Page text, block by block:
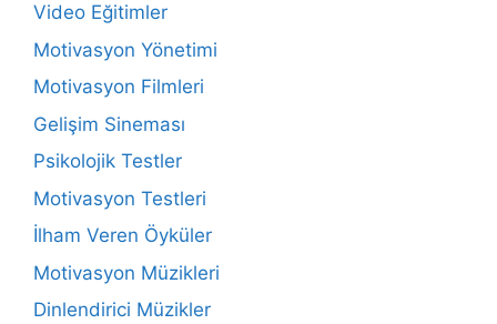
Video Eğitimler
Motivasyon Yönetimi
Motivasyon Filmleri
Gelişim Sineması
Psikolojik Testler
Motivasyon Testleri
İlham Veren Öyküler
Motivasyon Müzikleri
Dinlendirici Müzikler